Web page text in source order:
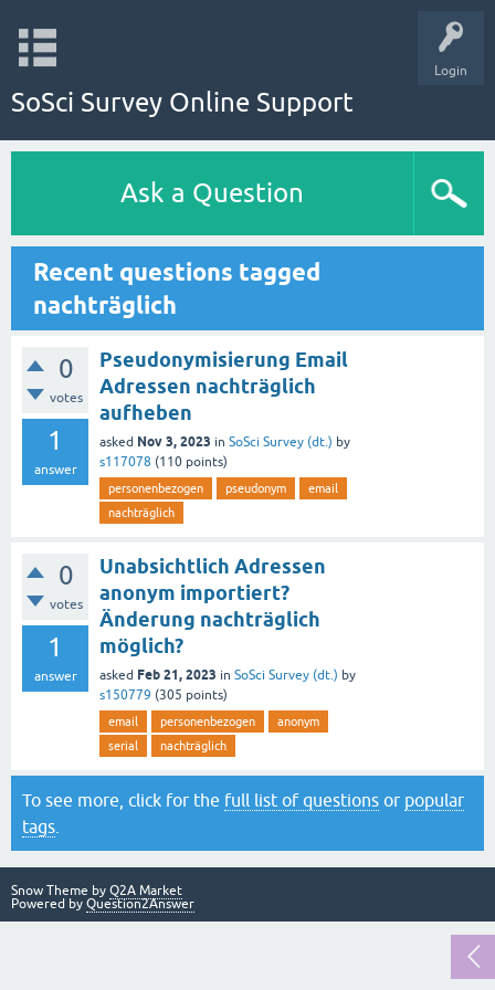
Login
SoSci Survey Online Support
Ask a Question
Recent questions tagged
nachträglich
0
votes
1
answer
Pseudonymisierung Email
Adressen nachträglich
aufheben
asked Nov 3, 2023 in SoSci Survey (dt.) by
s117078 (110 points)
personenbezogen pseudonym
email
nachträglich
0
votes
1
answer
Unabsichtlich Adressen
anonym importiert?
Änderung nachträglich
möglich?
asked Feb 21, 2023 in SoSci Survey (dt.) by
s150779 (305 points)
email personenbezogen
anonym
serial
nachträglich
To see more, click for the full list of questions or popular
tags
Snow Theme by Q2A Market
Powered by Question2Answer